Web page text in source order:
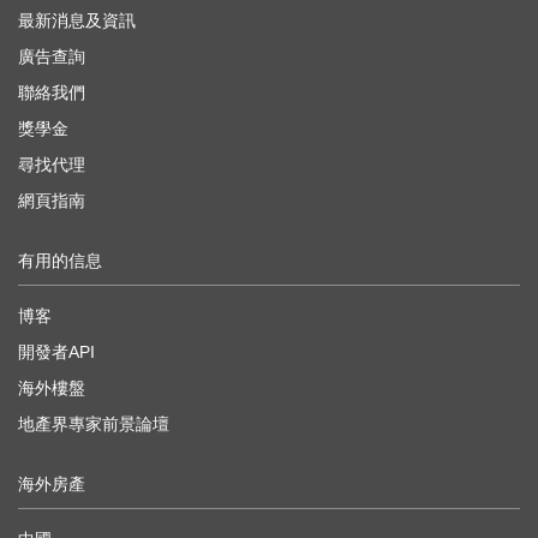
最新消息及資訊
廣告查詢
聯絡我們
獎學金
尋找代理
網頁指南
有用的信息
博客
開發者API
海外樓盤
地產界專家前景論壇
海外房產